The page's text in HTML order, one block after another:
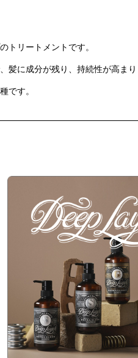
トリートメントです。
髪に成分が残り、持続性が高ま
です。